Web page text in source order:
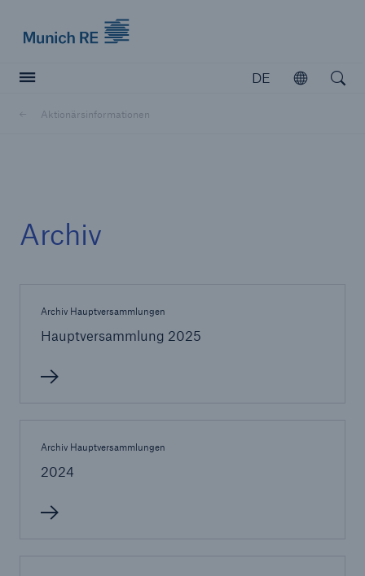
DE
Öffnen
Aktionärsinformationen
Archiv
Archiv Hauptversammlungen
Hauptversammlung 2025
Archiv Hauptversammlungen
2024
Tech Trend Radar 2026
Our expert perspective for insurance